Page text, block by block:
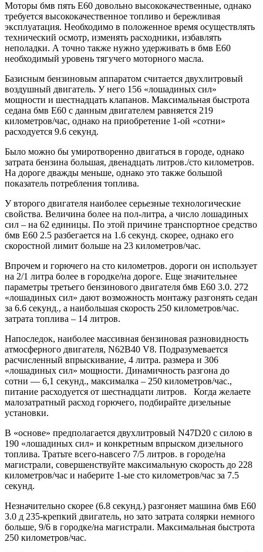
Моторы бмв пять Е60 довольно высококачественные, однако
требуется высококачественное топливо и бережливая
эксплуатация. Необходимо в положенное время осуществлять
технический осмотр, изменять расходники, избавлять
неполадки. А точно также нужно удерживать в бмв Е60
необходимый уровень тягучего моторного масла.
Базисным бензиновым аппаратом считается двухлитровый
воздушный двигатель. У него 156 «лошадиных сил»
мощности и шестнадцать клапанов. Максимальная быстрота
седана бмв Е60 с данным двигателем равняется 219
километров/час, однако на приобретение 1-ой «сотни»
расходуется 9.6 секунд.
Было можно бы умиротворенно двигаться в городе, однако
затрата бензина большая, двенадцать литров./сто километров.
На дороге дважды меньше, однако это также большой
показатель потребления топлива.
У второго двигателя наиболее серьезные технологические
свойства. Величина более на пол-литра, а число лошадиных
сил – на 62 единицы. По этой причине транспортное средство
бмв Е60 2.5 разбегается на 1.6 секунд. скорее, однако его
скоростной лимит больше на 23 километров/час.
Впрочем и горючего на сто километров. дороги он использует
на 2/1 литра более в городке/на дороге. Еще значительнее
параметры третьего бензинового двигателя бмв Е60 3.0. 272
«лошадиных сил» дают возможность монтажу разгонять седан
за 6.6 секунд., а наибольшая скорость 250 километров/час.
затрата топлива – 14 литров.
Напоследок, наиболее массивная бензиновая разновидность
атмосферного двигателя, N62B40 V8. Подразумевается
расчисленный впрыскивание, 4 литра. размера и 306
«лошадиных сил» мощности. Динамичность разгона до
сотни — 6,1 секунд., максималка – 250 километров/час.,
питание расходуется от шестнадцати литров. Когда желаете
малозатратный расход горючего, подбирайте дизельные
установки.
В «основе» предполагается двухлитровый N47D20 с силою в
190 «лошадиных сил» и конкретным впрыском дизельного
топлива. Тратьте всего-навсего 7/5 литров. в городе/на
магистрали, совершенствуйте максимальную скорость до 228
километров/час и наберите 1-ые сто километров/час за 7.5
секунд.
Незначительно скорее (6.8 секунд.) разгоняет машина бмв Е60
3.0 д 235-крепкий двигатель, но зато затрата солярки немного
больше, 9/6 в городке/на магистрали. Максимальная быстрота
250 километров/час.